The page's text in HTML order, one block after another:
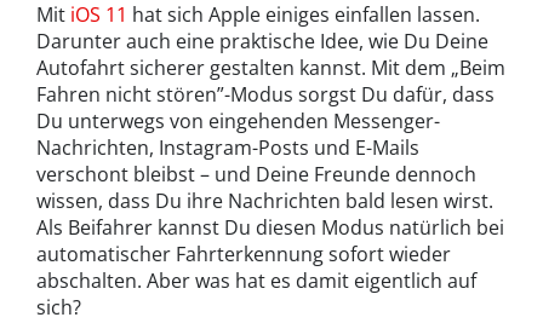
Mit iOS 11 hat sich Apple einiges einfallen lassen.
Darunter auch eine praktische Idee, wie Du Deine
Autofahrt sicherer gestalten kannst. Mit dem „Beim
Fahren nicht stören”-Modus sorgst Du dafür, dass
Du unterwegs von eingehenden Messenger-
Nachrichten, Instagram-Posts und E-Mails
verschont bleibst – und Deine Freunde dennoch
wissen, dass Du ihre Nachrichten bald lesen wirst.
Als Beifahrer kannst Du diesen Modus natürlich bei
automatischer Fahrterkennung sofort wieder
abschalten. Aber was hat es damit eigentlich auf
sich?